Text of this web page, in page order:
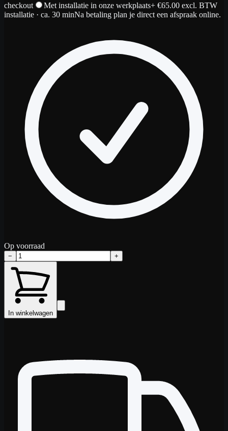
checkout
Met installatie in onze werkplaats+ €65.00 excl. BTW
installatie · ca. 30 minNa betaling plan je direct een afspraak online.
Op voorraad
− +
In winkelwagen